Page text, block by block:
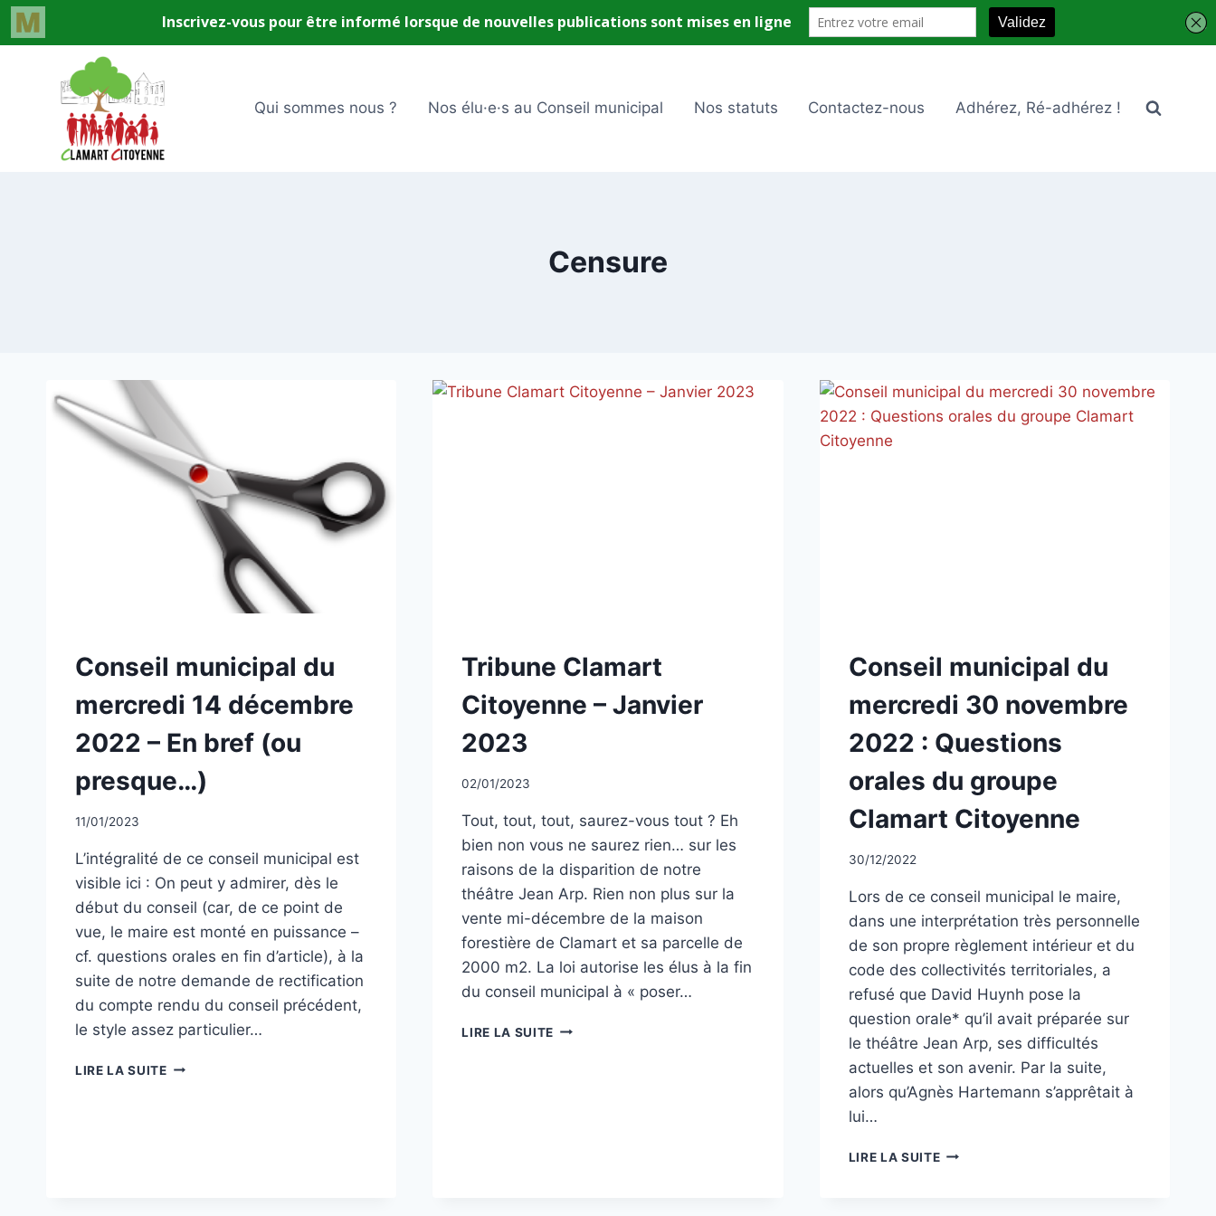
Qui sommes nous ? Nos élu·e·s au Conseil municipal Nos statuts Contactez-nous Adhérez, Ré-adhérez !
Censure
NON
CLASSÉ
Conseil municipal du
mercredi 14 décembre
2022 – En bref (ou
presque…)
Par
11/01/2023
L’intégralité de ce conseil municipal est
visible ici : On peut y admirer, dès le
début du conseil (car, de ce point de
vue, le maire est monté en puissance –
cf. questions orales en fin d’article), à la
suite de notre demande de rectification
du compte rendu du conseil précédent,
le style assez particulier…
LIRE LA SUITECONSEIL
NON
CLASSÉ
Tribune Clamart
Citoyenne – Janvier
2023
Par
02/01/2023
Tout, tout, tout, saurez-vous tout ? Eh
bien non vous ne saurez rien… sur les
raisons de la disparition de notre
théâtre Jean Arp. Rien non plus sur la
vente mi-décembre de la maison
forestière de Clamart et sa parcelle de
2000 m2. La loi autorise les élus à la fin
du conseil municipal à « poser…
LIRE LA SUITE TRIBUNE
NON
CLASSÉ
Conseil municipal du
mercredi 30 novembre
2022 : Questions
orales du groupe
Clamart Citoyenne
Par
30/12/2022
Lors de ce conseil municipal le maire,
dans une interprétation très personnelle
de son propre règlement intérieur et du
code des collectivités territoriales, a
refusé que David Huynh pose la
question orale* qu’il avait préparée sur
le théâtre Jean Arp, ses difficultés
actuelles et son avenir. Par la suite,
alors qu’Agnès Hartemann s’apprêtait à
lui…
LIRE LA SUITECONSEIL